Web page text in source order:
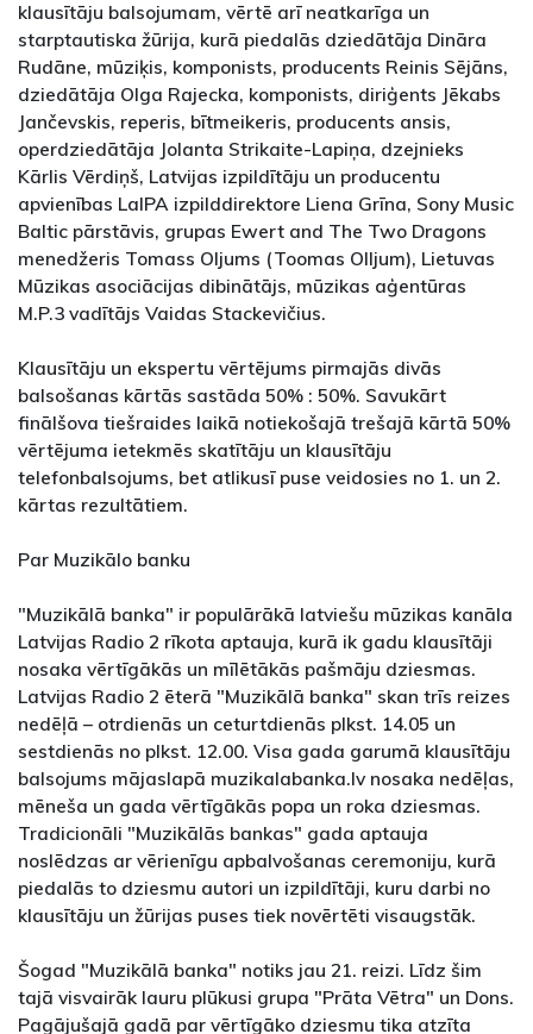
klausītāju balsojumam, vērtē arī neatkarīga un
starptautiska žūrija, kurā piedalās dziedātāja Dināra
Rudāne, mūziķis, komponists, producents Reinis Sējāns,
dziedātāja Olga Rajecka, komponists, diriģents Jēkabs
Jančevskis, reperis, bītmeikeris, producents ansis,
operdziedātāja Jolanta Strikaite-Lapiņa, dzejnieks
Kārlis Vērdiņš, Latvijas izpildītāju un producentu
apvienības LaIPA izpilddirektore Liena Grīna, Sony Music
Baltic pārstāvis, grupas Ewert and The Two Dragons
menedžeris Tomass Oljums (Toomas Olljum), Lietuvas
Mūzikas asociācijas dibinātājs, mūzikas aģentūras
M.P.3 vadītājs Vaidas Stackevičius.
Klausītāju un ekspertu vērtējums pirmajās divās
balsošanas kārtās sastāda 50% : 50%. Savukārt
finālšova tiešraides laikā notiekošajā trešajā kārtā 50%
vērtējuma ietekmēs skatītāju un klausītāju
telefonbalsojums, bet atlikusī puse veidosies no 1. un 2.
kārtas rezultātiem.
Par Muzikālo banku
"Muzikālā banka" ir populārākā latviešu mūzikas kanāla
Latvijas Radio 2 rīkota aptauja, kurā ik gadu klausītāji
nosaka vērtīgākās un mīlētākās pašmāju dziesmas.
Latvijas Radio 2 ēterā "Muzikālā banka" skan trīs reizes
nedēļā – otrdienās un ceturtdienās plkst. 14.05 un
sestdienās no plkst. 12.00. Visa gada garumā klausītāju
balsojums mājaslapā muzikalabanka.lv nosaka nedēļas,
mēneša un gada vērtīgākās popa un roka dziesmas.
Tradicionāli "Muzikālās bankas" gada aptauja
noslēdzas ar vērienīgu apbalvošanas ceremoniju, kurā
piedalās to dziesmu autori un izpildītāji, kuru darbi no
klausītāju un žūrijas puses tiek novērtēti visaugstāk.
Šogad "Muzikālā banka" notiks jau 21. reizi. Līdz šim
tajā visvairāk lauru plūkusi grupa "Prāta Vētra" un Dons.
Pagājušajā gadā par vērtīgāko dziesmu tika atzīta